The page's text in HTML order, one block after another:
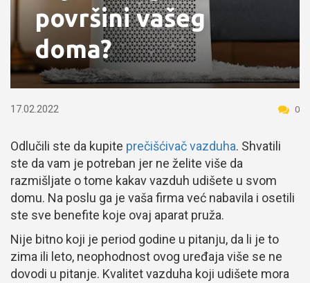
površini vašeg
doma?
17.02.2022 0
Odlučili ste da kupite prečišćivač vazduha. Shvatili
ste da vam je potreban jer ne želite više da
razmišljate o tome kakav vazduh udišete u svom
domu. Na poslu ga je vaša firma već nabavila i osetili
ste sve benefite koje ovaj aparat pruža.
Nije bitno koji je period godine u pitanju, da li je to
zima ili leto, neophodnost ovog uređaja više se ne
dovodi u pitanje. Kvalitet vazduha koji udišete mora